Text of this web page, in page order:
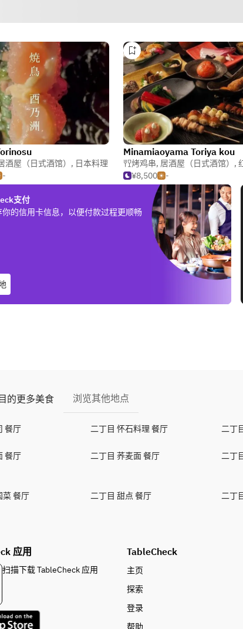
酒屋（日式酒馆） , 日本料理
-
Minamiaoyama Toriya kou
烤鸡串, 居酒屋（日式酒馆） ,
¥8,500
-
支付
你的信用卡信息，以便付款过程更顺畅
的更多美食 浏览其他地点
餐厅 二丁目 怀石料理 餐厅 二丁
餐厅 二丁目 荞麦面 餐厅 二丁
菜 餐厅 二丁目 甜点 餐厅 二丁
应用
扫描下载 TableCheck 应用
TableCheck
主页
探索
登录
帮助